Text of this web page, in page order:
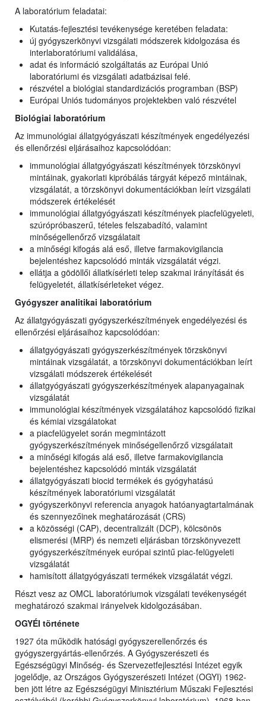
A laboratórium feladatai:
Kutatás-fejlesztési tevékenysége keretében feladata:
új gyógyszerkönyvi vizsgálati módszerek kidolgozása és
interlaboratóriumi validálása,
adat és információ szolgáltatás az Európai Unió
laboratóriumi és vizsgálati adatbázisai felé.
részvétel a biológiai standardizációs programban (BSP)
Európai Uniós tudományos projektekben való részvétel
Biológiai laboratórium
Az immunológiai állatgyógyászati készítmények engedélyezési
és ellenőrzési eljárásaihoz kapcsolódóan:
immunológiai állatgyógyászati készítmények törzskönyvi
mintáinak, gyakorlati kipróbálás tárgyát képező mintáinak,
vizsgálatát, a törzskönyvi dokumentációkban leírt vizsgálati
módszerek értékelését
immunológiai állatgyógyászati készítmények piacfelügyeleti,
szúrópróbaszerű, tételes felszabadító, valamint
minőségellenőrző vizsgálatait
a minőségi kifogás alá eső, illetve farmakovigilancia
bejelentéshez kapcsolódó minták vizsgálatát végzi.
ellátja a gödöllői állatkísérleti telep szakmai irányítását és
felügyeletét, állatkísérleteket végez.
Gyógyszer analitikai laboratórium
Az állatgyógyászati gyógyszerkészítmények engedélyezési és
ellenőrzési eljárásaihoz kapcsolódóan:
állatgyógyászati gyógyszerkészítmények törzskönyvi
mintáinak vizsgálatát, a törzskönyvi dokumentációkban leírt
vizsgálati módszerek értékelését
állatgyógyászati gyógyszerkészítmények alapanyagainak
vizsgálatát
immunológiai készítmények vizsgálatához kapcsolódó fizikai
és kémiai vizsgálatokat
a piacfelügyelet során megmintázott
gyógyszerkészítmények minőségellenőrző vizsgálatait
a minőségi kifogás alá eső, illetve farmakovigilancia
bejelentéshez kapcsolódó minták vizsgálatát
állatgyógyászati biocid termékek és gyógyhatású
készítmények laboratóriumi vizsgálatát
gyógyszerkönyvi referencia anyagok hatóanyagtartalmának
és szennyezőinek meghatározását (CRS)
a közösségi (CAP), decentralizált (DCP), kölcsönös
elismerési (MRP) és nemzeti eljárásban törzskönyvezett
gyógyszerkészítmények európai szintű piac-felügyeleti
vizsgálatát
hamisított állatgyógyászati termékek vizsgálatát végzi.
Részt vesz az OMCL laboratóriumok vizsgálati tevékenységét
meghatározó szakmai irányelvek kidolgozásában.
OGYÉI története
1927 óta működik hatósági gyógyszerellenőrzés és
gyógyszergyártás-ellenőrzés. A Gyógyszerészeti és
Egészségügyi Minőség- és Szervezetfejlesztési Intézet egyik
jogelődje, az Országos Gyógyszerészeti Intézet (OGYI) 1962-
ben jött létre az Egészségügyi Minisztérium Műszaki Fejlesztési